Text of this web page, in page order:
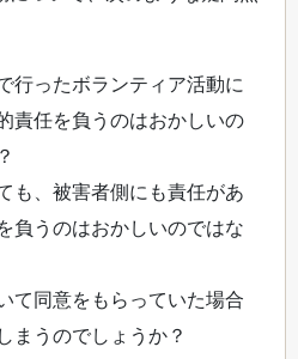
行ったボランティア活動に
責任を負うのはおかしいの
も、被害者側にも責任があ
負うのはおかしいのではな
て同意をもらっていた場合
まうのでしょうか？